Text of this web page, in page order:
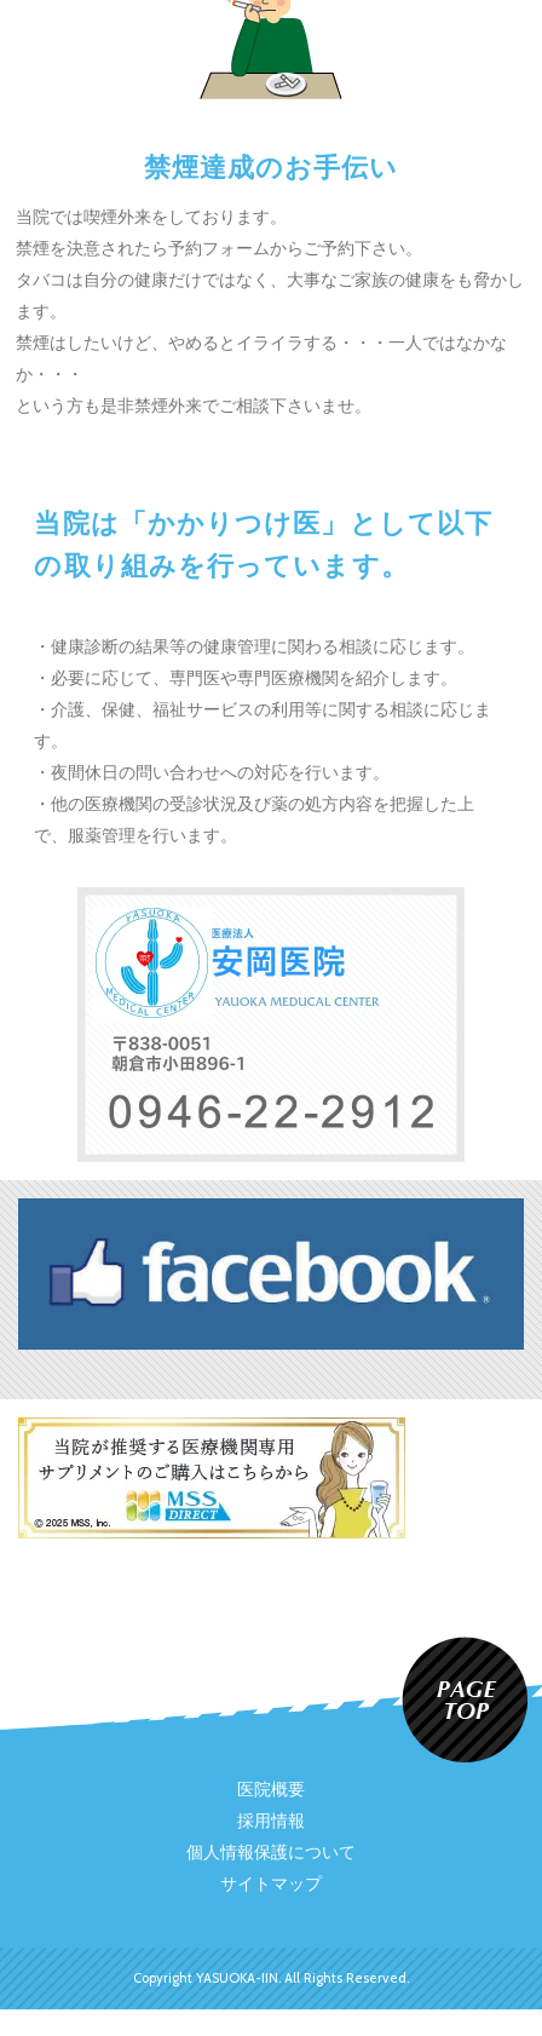
禁煙達成のお手伝い
当院では喫煙外来をしております。
禁煙を決意されたら予約フォームからご予約下さい。
タバコは自分の健康だけではなく、大事なご家族の健康をも脅かし
ます。
禁煙はしたいけど、やめるとイライラする・・・一人ではなかな
か・・・
という方も是非禁煙外来でご相談下さいませ。
当院は「かかりつけ医」として以下
の取り組みを行っています。
・健康診断の結果等の健康管理に関わる相談に応じます。
・必要に応じて、専門医や専門医療機関を紹介します。
・介護、保健、福祉サービスの利用等に関する相談に応じま
す。
・夜間休日の問い合わせへの対応を行います。
・他の医療機関の受診状況及び薬の処方内容を把握した上
で、服薬管理を行います。
医院概要
採用情報
個人情報保護について
サイトマップ
Copyright YASUOKA-IIN. All Rights Reserved.